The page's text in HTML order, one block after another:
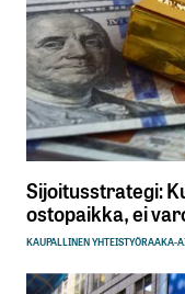
Sijoitusstrategi:
ostopaikka, ei
KAUPALLINEN YHTEISTYÖRAAKA-